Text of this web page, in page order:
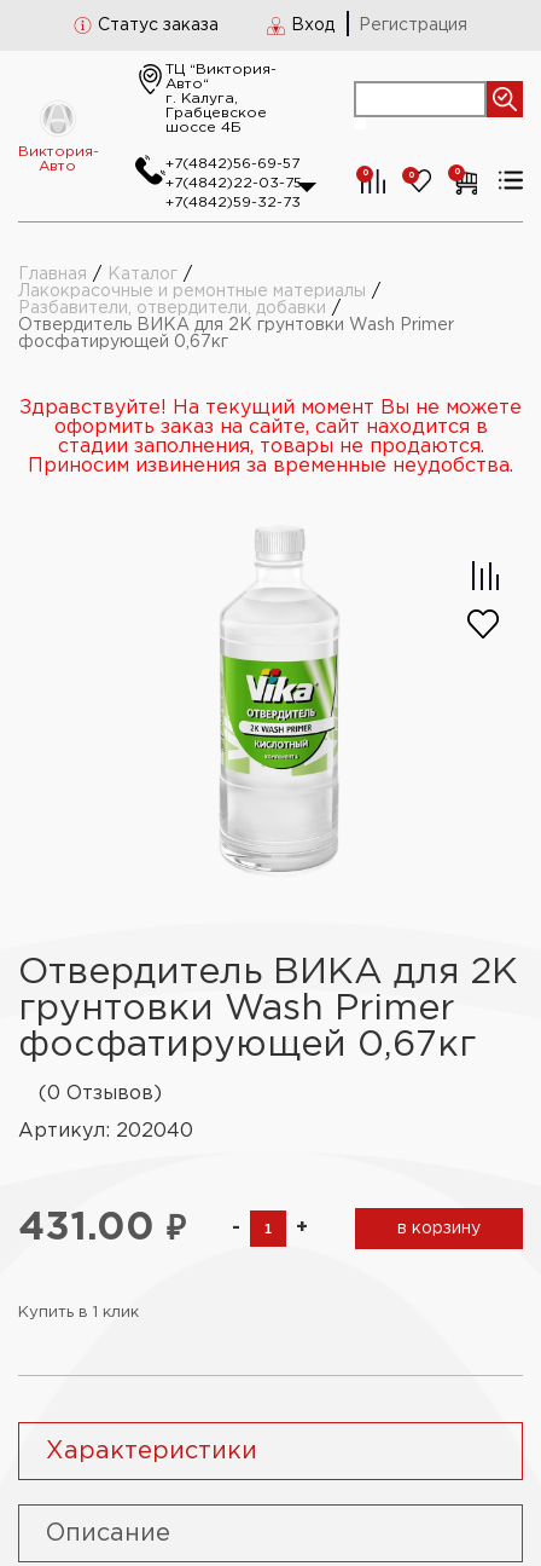
Статус заказа Вход Регистрация
Виктория-
Авто
ТЦ “Виктория-
Авто“
г. Калуга,
Грабцевское
шоссе 4Б
+7(4842)56-69-57
+7(4842)22-03-75
+7(4842)59-32-73
0 0 0
Главная / Каталог /
Лакокрасочные и ремонтные материалы /
Разбавители, отвердители, добавки /
Отвердитель ВИКА для 2К грунтовки Wash Primer
фосфатирующей 0,67кг
Здравствуйте! На текущий момент Вы не можете
оформить заказ на сайте, сайт находится в
стадии заполнения, товары не продаются.
Приносим извинения за временные неудобства.
Отвердитель ВИКА для 2К
грунтовки Wash Primer
фосфатирующей 0,67кг
(0 Отзывов)
Артикул: 202040
431.00 ₽ - + в корзину
Купить в 1 клик
Характеристики
Описание